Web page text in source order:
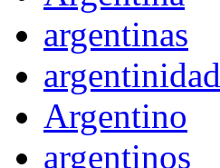
argentinas
argentinidad
Argentino
argentinos